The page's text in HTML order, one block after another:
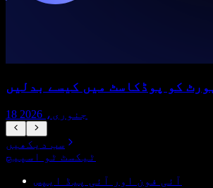
کو پوڈکاسٹ میں کیسے بدلیں
18 جنوری، 2026
سب دیکھیں
ٹیکسٹ ٹو اسپیچ
آئی فون اور آئی پیڈ ایپس